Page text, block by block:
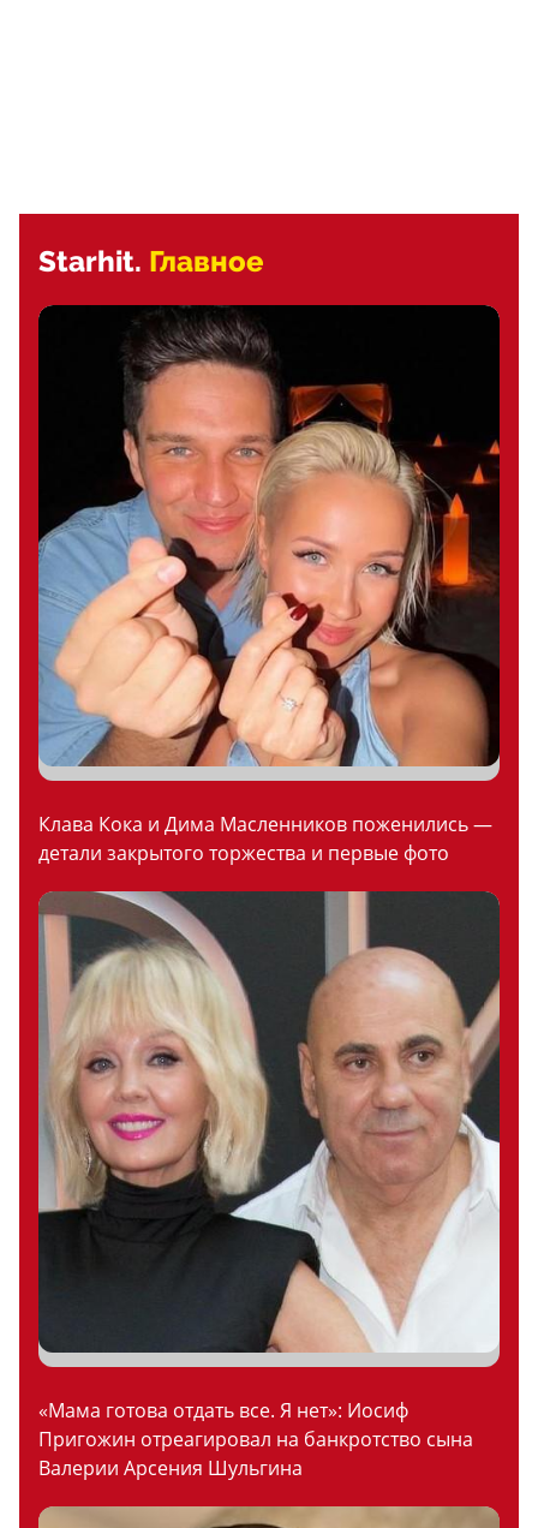
Starhit. Главное
Клава Кока и Дима Масленников поженились —
детали закрытого торжества и первые фото
«Мама готова отдать все. Я нет»: Иосиф
Пригожин отреагировал на банкротство сына
Валерии Арсения Шульгина